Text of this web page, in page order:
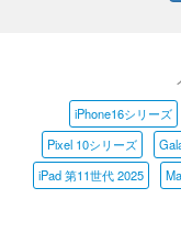
iPhone16シリーズ
Pixel 10シリーズ
iPad 第11世代 2025